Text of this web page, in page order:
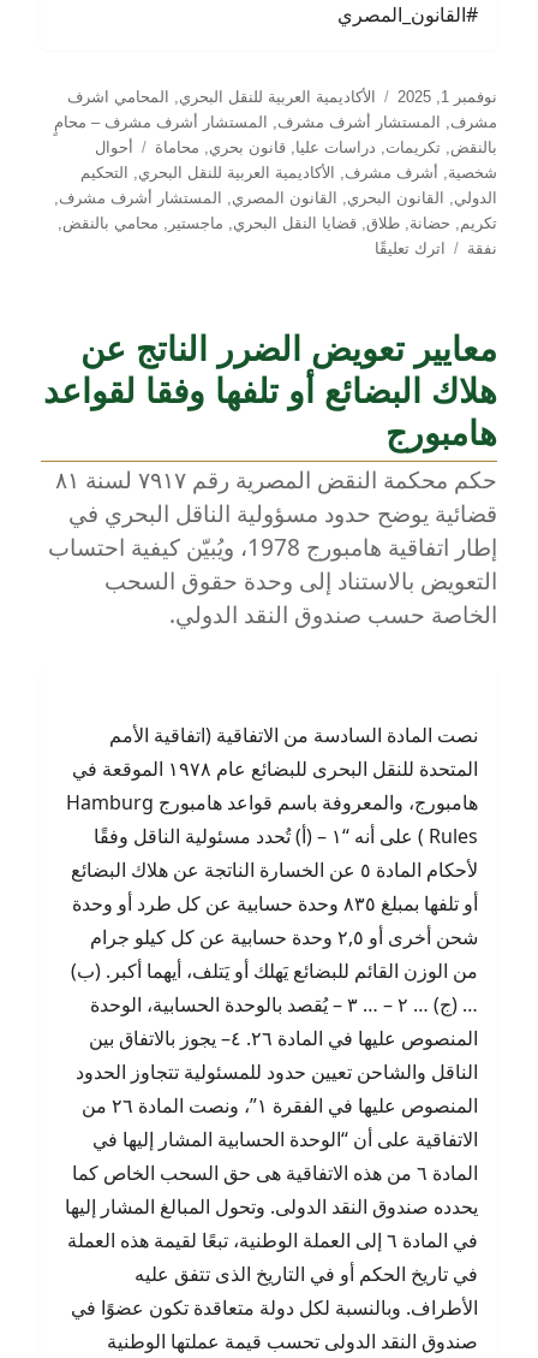
#القانون_المصري
نُشرت
في
نوفمبر 1, 2025 التصنيفات
الأكاديمية العربية للنقل البحري,
المحامي اشرف
مشرف, المستشار أشرف مشرف,
المستشار أشرف مشرف – محامٍ
بالنقض,تكريمات, دراسات عليا,قانون بحري, محاماة الوسوم
أحوال
شخصية, أشرف مشرف, الأكاديمية العربية للنقل البحري,
التحكيم
الدولي, القانون البحري, القانون المصري, المستشار أشرف مشرف,
تكريم, حضانة,طلاق,قضايا النقل البحري, ماجستير , محامي بالنقض,
نفقة
اترك تعليقًا
البحري
تكرم
خريجها
مشرف
المحامي
بالنقض
معايير تعويض الضرر الناتج عن
هلاك البضائع أو تلفها وفقا لقواعد
هامبورج
حكم محكمة النقض المصرية رقم ٧٩١٧ لسنة ٨١
قضائية يوضح حدود مسؤولية الناقل البحري في
إطار اتفاقية هامبورج 1978، ويُبيّن كيفية احتساب
التعويض بالاستناد إلى وحدة حقوق السحب
الخاصة حسب صندوق النقد الدولي.
نصت المادة السادسة من الاتفاقية (اتفاقية الأمم
المتحدة للنقل البحرى للبضائع عام ١٩٧٨ الموقعة في
هامبورج، والمعروفة باسم قواعد هامبورج Hamburg
Rules ) على أنه “١ – (أ) تُحدد مسئولية الناقل وفقًا
لأحكام المادة ٥ عن الخسارة الناتجة عن هلاك البضائع
أو تلفها بمبلغ ٨٣٥ وحدة حسابية عن كل طرد أو وحدة
شحن أخرى أو ٢,٥ وحدة حسابية عن كل كيلو جرام
من الوزن القائم للبضائع يَهلك أو يَتلف، أيهما أكبر. (ب)
… (ج) … ٢ – … ٣ – يُقصد بالوحدة الحسابية، الوحدة
المنصوص عليها في المادة ٢٦. ٤– يجوز بالاتفاق بين
الناقل والشاحن تعيين حدود للمسئولية تتجاوز الحدود
المنصوص عليها في الفقرة ١”، ونصت المادة ٢٦ من
الاتفاقية على أن “الوحدة الحسابية المشار إليها في
المادة ٦ من هذه الاتفاقية هى حق السحب الخاص كما
يحدده صندوق النقد الدولى. وتحول المبالغ المشار إليها
في المادة ٦ إلى العملة الوطنية، تبعًا لقيمة هذه العملة
في تاريخ الحكم أو في التاريخ الذى تتفق عليه
الأطراف. وبالنسبة لكل دولة متعاقدة تكون عضوًا في
صندوق النقد الدولى تحسب قيمة عملتها الوطنية